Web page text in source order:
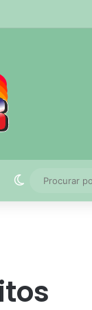
em cidade da
Switch skin